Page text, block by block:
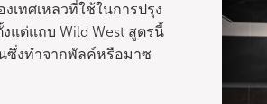
เทศเหลวที่ใช้ในการปรุง
แต่แถบ Wild West สูตรนี้
ซึ่งทำจากพัลค์หรือมาซ